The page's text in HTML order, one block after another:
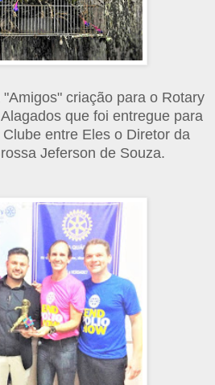
criação para o Rotary
que foi entregue para
entre Eles o Diretor da
Jeferson de Souza.